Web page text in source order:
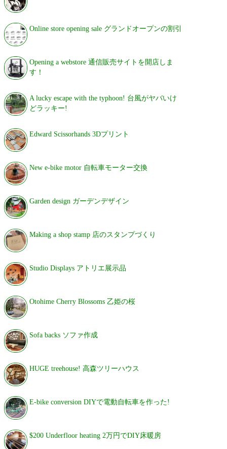
Online store opening sale グランドオープンの割引
Opening a webstore 通信販売サイトを開店しま
す！
A lucky escape with the typhoon! 台風がヤバいけ
どラッキー!
Edward Scissorhands 3Dプリント
New e-bike motor 自転車モーター交換
Garden design ガーデンデザイン
Making a shop stamp 店のスタンプづくり
Studio Displays アトリエ展示品
Otohime Cherry Blossoms 乙姫の桜
Sofa backs ソファ作成
HUGE treehouse! 高森ツリーハウス
E-bike conversion DIYで電動自転車を作った!
$200 Underfloor heating 2万円でDIY床暖房